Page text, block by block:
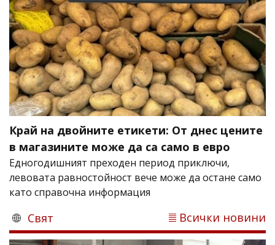
Край на двойните етикети: От днес цените
в магазините може да са само в евро
Едногодишният преходен период приключи,
левовата равностойност вече може да остане само
като справочна информация
Свят Всички новини